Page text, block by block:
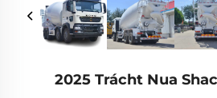
2025 Trácht Nua